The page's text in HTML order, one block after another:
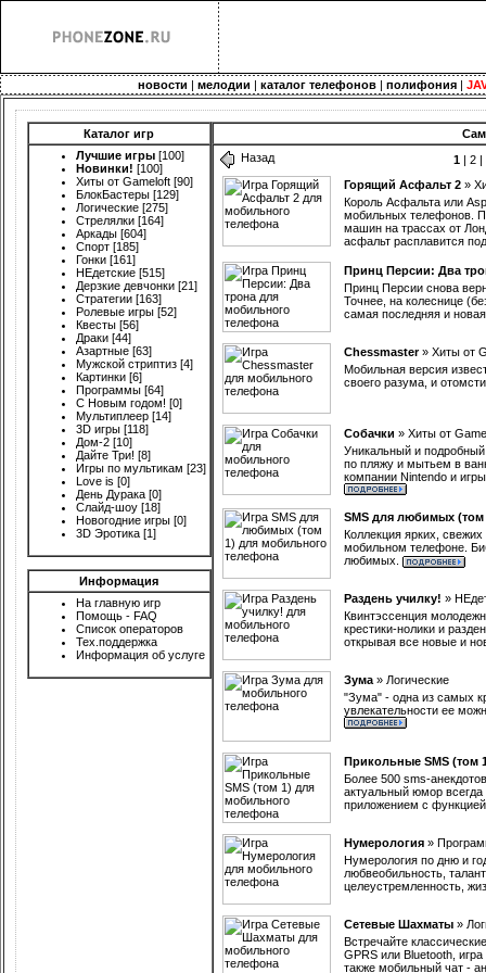
новости |мелодии |каталог телефонов |полифония |
Каталог игр
Лучшие игры [100]
Новинки! [100]
Хиты от Gameloft [90]
БлокБастеры [129]
Логические [275]
Стрелялки [164]
Аркады [604]
Спорт [185]
Гонки [161]
НЕдетские [515]
Дерзкие девчонки [21]
Стратегии [163]
Ролевые игры [52]
Квесты [56]
Драки [44]
Азартные [63]
Мужской стриптиз [4]
Картинки [6]
Программы [64]
С Новым годом! [0]
Мультиплеер [14]
3D игры [118]
Дом-2 [10]
Дайте Три! [8]
Игры по мультикам [23]
Love is [0]
День Дурака [0]
Слайд-шоу [18]
Новогодние игры [0]
3D Эротика [1]
Информация
На главную игр
Помощь - FAQ
Список операторов
Тех.поддержка
Информация об услуге
Назад
1 |2 |
Горящий Асфальт 2 »
Король Асфальта или
мобильных телефонов.
машин на трассах от
асфальт расплавится
Принц Персии: Два
Принц Персии снова
Точнее, на колеснице
самая последняя и
Chessmaster» Хиты от
Мобильная версия
своего разума, и
Собачки » Хиты от
Уникальный и
по пляжу и мытьем в
компании Nintendo и
SMS для любимых (том
Коллекция ярких,
мобильном телефоне.
любимых.
Раздень училку! »
Квинтэссенция
крестики-нолики и
открывая все новые и
Зума » Логические
"Зума" - одна из самых
увлекательности ее
Прикольные SMS (том
Более 500 sms-
актуальный юмор
приложением с
Нумерология »
Нумерология по дню и
любвеобильность,
целеустремленность,
Сетевые Шахматы »
Встречайте
GPRS или Bluetooth,
также мобильный чат -